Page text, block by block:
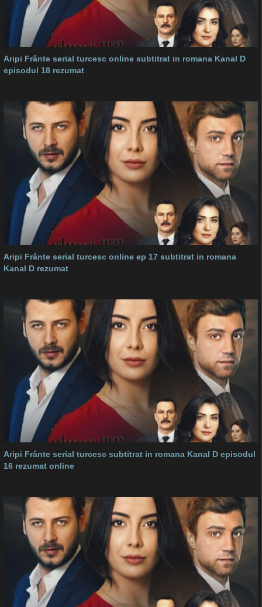
Aripi Frânte serial turcesc online subtitrat in romana Kanal D
episodul 18 rezumat
Aripi Frânte serial turcesc online ep 17 subtitrat in romana
Kanal D rezumat
Aripi Frânte serial turcesc subtitrat in romana Kanal D episodul
16 rezumat online